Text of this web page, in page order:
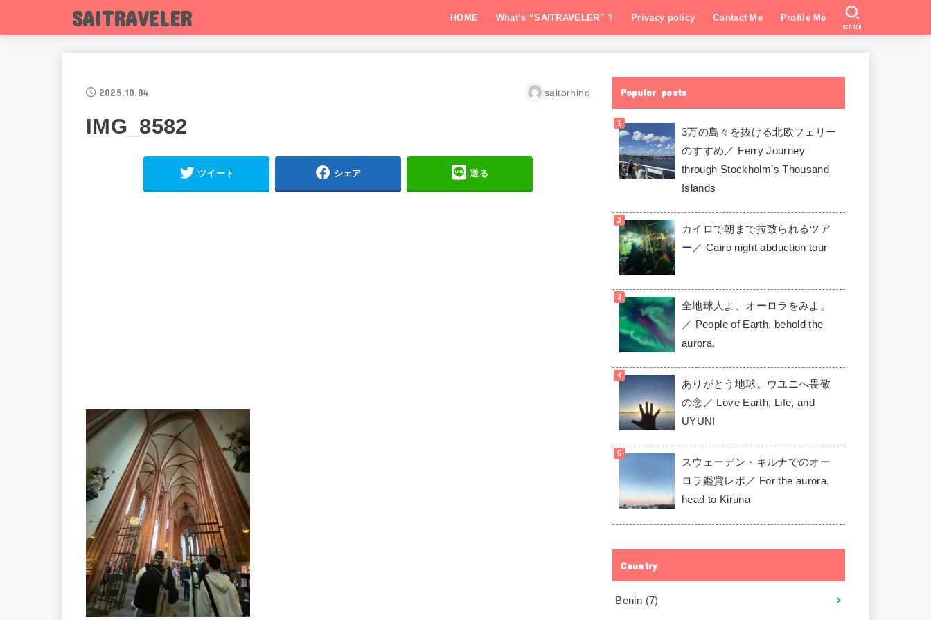
SAITRAVELER HOME What’s “SAITRAVELER” ? Privacy policy Contact Me Profile Me
SEARCH
2025.10.04 saitorhino
IMG_8582
ツイート シェア 送る
Popular posts
3万の島々を抜ける北欧フェリー
のすすめ／ Ferry Journey
through Stockholm’s Thousand
Islands
カイロで朝まで拉致られるツア
ー／ Cairo night abduction tour
全地球人よ、オーロラをみよ。
／ People of Earth, behold the
aurora.
ありがとう地球。ウユニへ畏敬
の念／ Love Earth, Life, and
UYUNI
スウェーデン・キルナでのオー
ロラ鑑賞レポ／ For the aurora,
head to Kiruna
Country
Benin (7)